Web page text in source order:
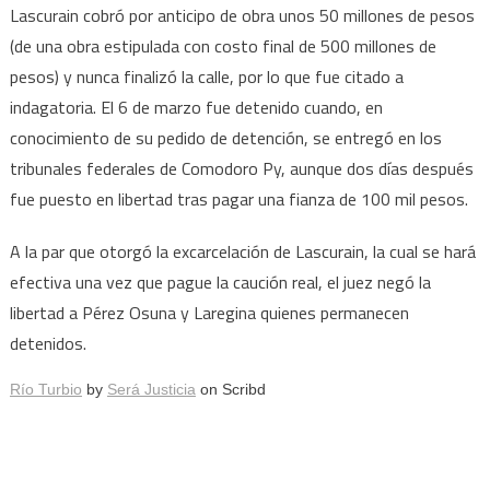
Lascurain cobró por anticipo de obra unos 50 millones de pesos
(de una obra estipulada con costo final de 500 millones de
pesos) y nunca finalizó la calle, por lo que fue citado a
indagatoria. El 6 de marzo fue detenido cuando, en
conocimiento de su pedido de detención, se entregó en los
tribunales federales de Comodoro Py, aunque dos días después
fue puesto en libertad tras pagar una fianza de 100 mil pesos.
A la par que otorgó la excarcelación de Lascurain, la cual se hará
efectiva una vez que pague la caución real, el juez negó la
libertad a Pérez Osuna y Laregina quienes permanecen
detenidos.
Río Turbio by Será Justicia on Scribd